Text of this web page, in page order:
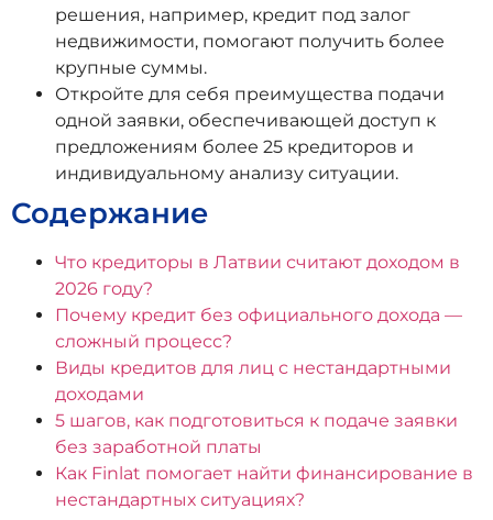
решения, например, кредит под залог
недвижимости, помогают получить более
крупные суммы.
Откройте для себя преимущества подачи
одной заявки, обеспечивающей доступ к
предложениям более 25 кредиторов и
индивидуальному анализу ситуации.
Содержание
Что кредиторы в Латвии считают доходом в
2026 году?
Почему кредит без официального дохода —
сложный процесс?
Виды кредитов для лиц с нестандартными
доходами
5 шагов, как подготовиться к подаче заявки
без заработной платы
Как Finlat помогает найти финансирование в
нестандартных ситуациях?